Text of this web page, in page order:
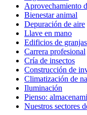
Aprovechamiento
Bienestar animal
Depuración de aire
Llave en mano
Edificios de granjas
Carrera profesional
Cría de insectos
Construcción de
Climatización de
Iluminación
Pienso:
Nuestros sectores